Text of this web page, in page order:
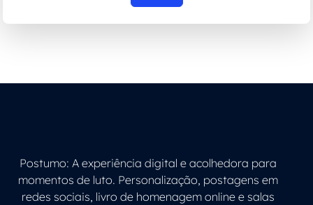
Postumo: A experiência digital e acolhedora para
momentos de luto. Personalização, postagens em
redes sociais, livro de homenagem online e salas